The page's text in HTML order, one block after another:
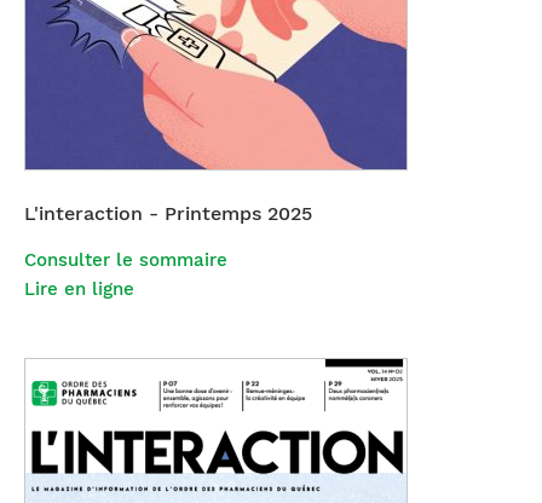
L'interaction - Printemps 2025
Consulter le sommaire
Lire en ligne